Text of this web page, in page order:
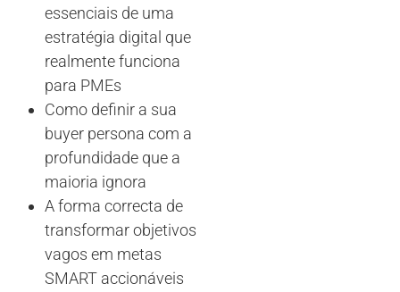
essenciais de uma
estratégia digital que
realmente funciona
para PMEs
Como definir a sua
buyer persona com a
profundidade que a
maioria ignora
A forma correcta de
transformar objetivos
vagos em metas
SMART accionáveis